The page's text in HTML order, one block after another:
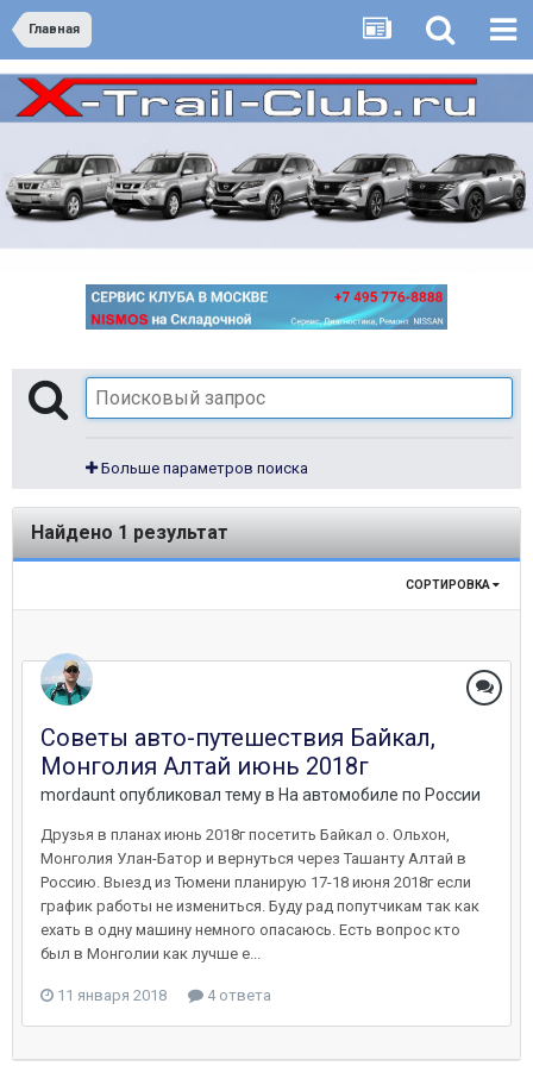
Главная
Больше параметров поиска
Найдено 1 результат
СОРТИРОВКА
Советы авто-путешествия Байкал,
Монголия Алтай июнь 2018г
mordauntопубликовал тему в На автомобиле по России
Друзья в планах июнь 2018г посетить Байкал о. Ольхон,
Монголия Улан-Батор и вернуться через Ташанту Алтай в
Россию. Выезд из Тюмени планирую 17-18 июня 2018г если
график работы не измениться. Буду рад попутчикам так как
ехать в одну машину немного опасаюсь. Есть вопрос кто
был в Монголии как лучше е...
11 января 2018 4 ответа